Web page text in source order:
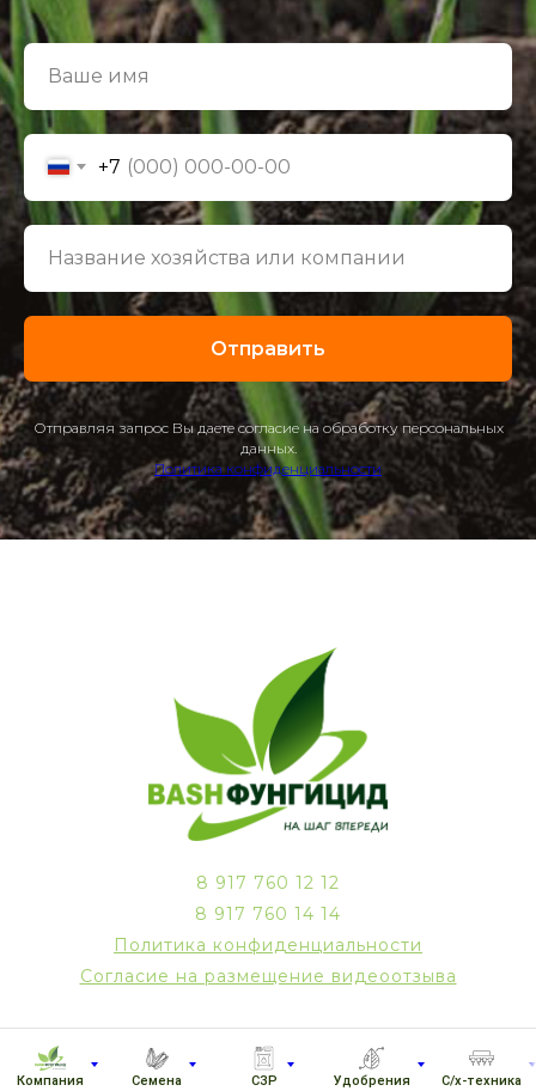
Компания Семена СЗР Удобрения С/х-техника
+7
Отправить
Отправляя запрос Вы даете согласие на обработку персональных
данных.
Политика конфиденциальности
8 917 760 12 12
8 917 760 14 14
Политика конфиденциальности
Согласие на размещение видеоотзыва